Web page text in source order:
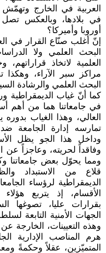
العربية في الخارج
في بلادها، وبالعكس
أوروبا وأميركا؟
إنّ أغلب صنّاع القرار في
البحث العلمي ولا
العلمية لاتخاذ
مراكز سبر الآراء، وهكذا
البحث العلمي والرشادة
كما أنّ غياب الديمقراطية
في جامعاتنا هما من أهم
العالي، وهذا الغياب
تمارسه إدارة الجامعة
وداخل هذا الجو يظل
وفاقداً لحريته، وعاجزاً عن
ومما يحوّل بعض جامعاتنا
قلاع من الاستبداد
الديمقراطية لرؤساء
الأقسام، إذ يتربع
بقرارات عليا، تصوغها
الجهات الأمنية التابعة
وهذه التعيينات، الخارجة
هرم المناصب الإدارية
المتميّزين، عقلاً وحكمةً